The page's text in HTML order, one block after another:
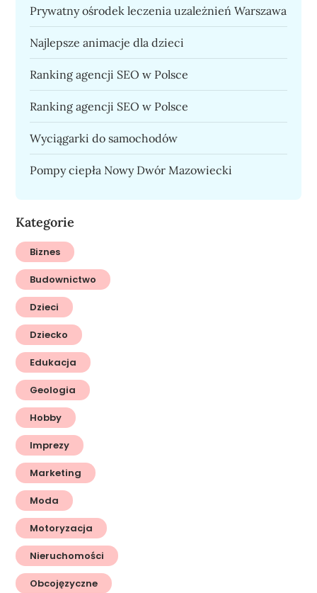
Prywatny ośrodek leczenia uzależnień Warszawa
Najlepsze animacje dla dzieci
Ranking agencji SEO w Polsce
Ranking agencji SEO w Polsce
Wyciągarki do samochodów
Pompy ciepła Nowy Dwór Mazowiecki
Kategorie
Biznes
Budownictwo
Dzieci
Dziecko
Edukacja
Geologia
Hobby
Imprezy
Marketing
Moda
Motoryzacja
Nieruchomości
Obcojęzyczne